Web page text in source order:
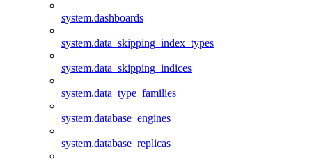
system.dashboards
system.data_skipping_index_types
system.data_skipping_indices
system.data_type_families
system.database_engines
system.database_replicas